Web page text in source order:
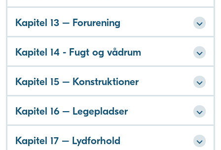
Kapitel 13 – Forurening
Kapitel 14 - Fugt og vådrum
Kapitel 15 – Konstruktioner
Kapitel 16 – Legepladser
Kapitel 17 – Lydforhold